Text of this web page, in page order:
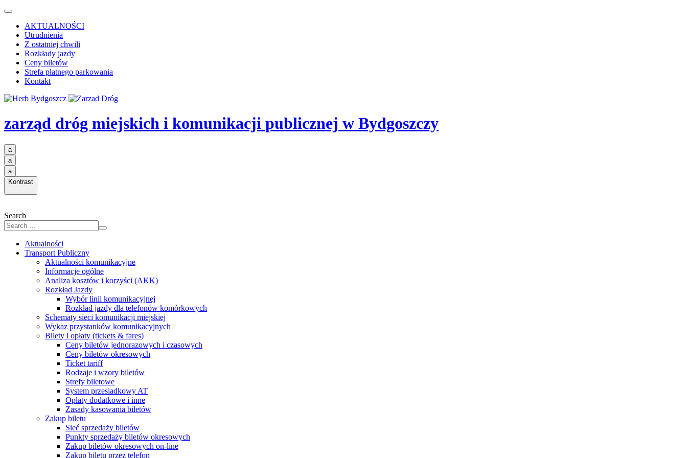
AKTUALNOŚCI
Utrudnienia
Z ostatniej chwili
Rozkłady jazdy
Ceny biletów
Strefa płatnego parkowania
Kontakt
zarząd dróg miejskich i komunikacji publicznej w Bydgoszczy
a
a
a
Kontrast
Search
Aktualności
Transport Publiczny
Aktualności komunikacyjne
Informacje ogólne
Analiza kosztów i korzyści (AKK)
Rozkład Jazdy
Wybór linii komunikacyjnej
Rozkład jazdy dla telefonów komórkowych
Schematy sieci komunikacji miejskiej
Wykaz przystanków komunikacyjnych
Bilety i opłaty (tickets & fares)
Ceny biletów jednorazowych i czasowych
Ceny biletów okresowych
Ticket tariff
Rodzaje i wzory biletów
Strefy biletowe
System przesiadkowy AT
Opłaty dodatkowe i inne
Zasady kasowania biletów
Zakup biletu
Sieć sprzedaży biletów
Punkty sprzedaży biletów okresowych
Zakup biletów okresowych on-line
Zakup biletu przez telefon